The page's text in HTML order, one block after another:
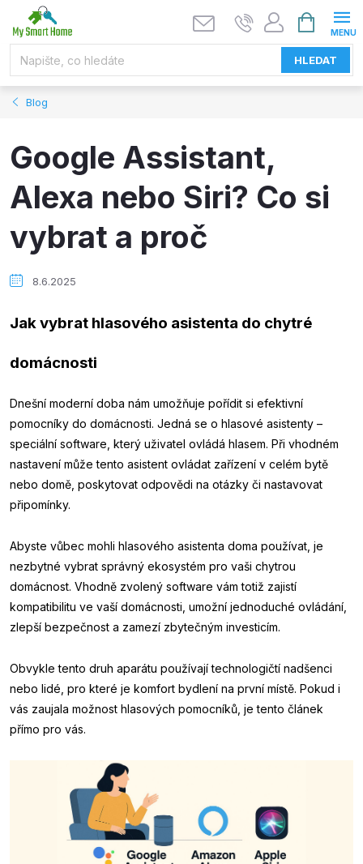
HLEDAT
NÁKUPNÍ
KOŠÍK
Blog
Google Assistant,
Alexa nebo Siri? Co si
vybrat a proč
8.6.2025
Jak vybrat hlasového asistenta do chytré
domácnosti
Dnešní moderní doba nám umožňuje pořídit si efektivní
pomocníky do domácnosti. Jedná se o hlasové asistenty –
speciální software, který uživatel ovládá hlasem. Při vhodném
nastavení může tento asistent ovládat zařízení v celém bytě
nebo domě, poskytovat odpovědi na otázky či nastavovat
připomínky.
Abyste vůbec mohli hlasového asistenta doma používat, je
nezbytné vybrat správný ekosystém pro vaši chytrou
domácnost. Vhodně zvolený software vám totiž zajistí
kompatibilitu ve vaší domácnosti, umožní jednoduché ovládání,
zlepší bezpečnost a zamezí zbytečným investicím.
Obvykle tento druh aparátu používají technologičtí nadšenci
nebo lidé, pro které je komfort bydlení na první místě. Pokud i
vás zaujala možnost hlasových pomocníků, je tento článek
přímo pro vás.